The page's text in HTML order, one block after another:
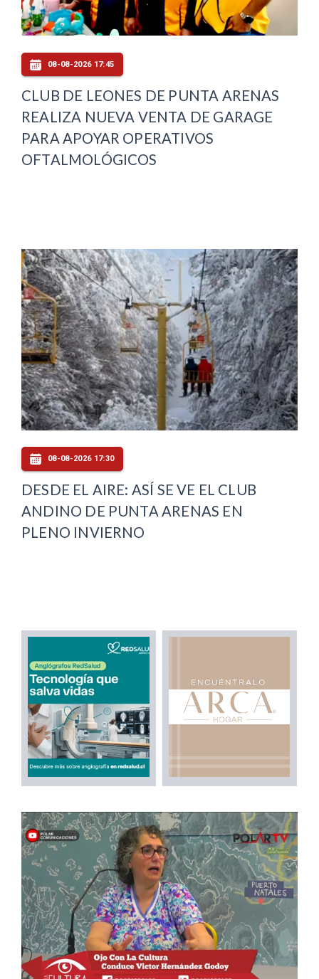
08-08-2026 17:45
CLUB DE LEONES DE PUNTA ARENAS
REALIZA NUEVA VENTA DE GARAGE
PARA APOYAR OPERATIVOS
OFTALMOLÓGICOS
08-08-2026 17:30
DESDE EL AIRE: ASÍ SE VE EL CLUB
ANDINO DE PUNTA ARENAS EN
PLENO INVIERNO